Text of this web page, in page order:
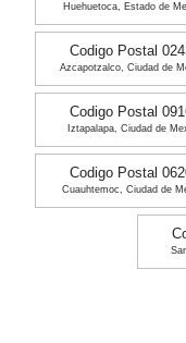
Huehuetoca, Estado de
Codigo Postal
Azcapotzalco, Ciudad de
Codigo Postal
Iztapalapa, Ciudad de
Codigo Postal
Cuauhtemoc, Ciudad de